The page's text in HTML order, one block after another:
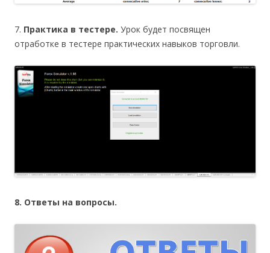
7. Практика в тестере. Урок будет посвящен
отработке в тестере практических навыков торговли.
8. Ответы на вопросы.